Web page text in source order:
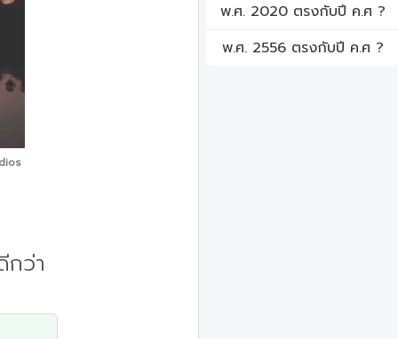
ว่า
พ.ศ. 2020 ตรงกับปี ค.ศ ?
พ.ศ. 2556 ตรงกับปี ค.ศ ?